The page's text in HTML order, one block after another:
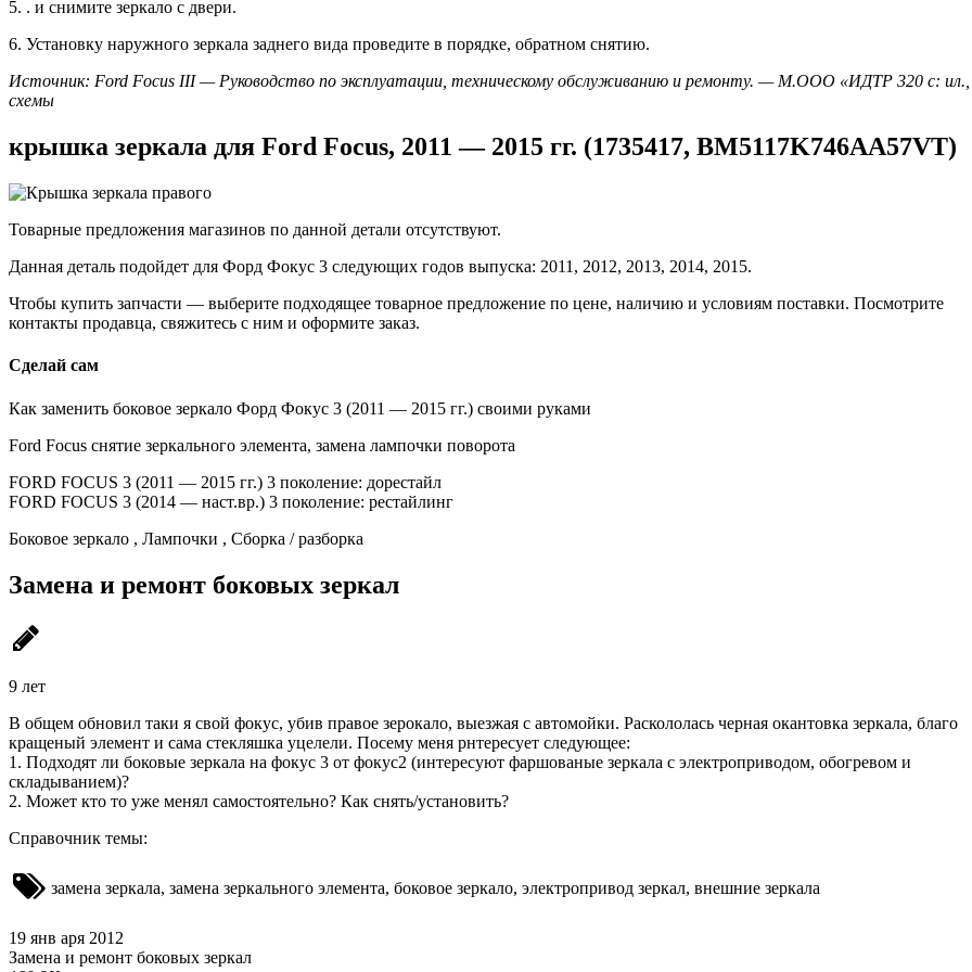
5. . и снимите зеркало с двери.
6. Установку наружного зеркала заднего вида проведите в порядке, обратном снятию.
Источник: Ford Focus III — Руководство по эксплуатации, техническому обслуживанию и ремонту. — М.ООО «ИДТР 320 с: ил.,
схемы
крышка зеркала для Ford Focus, 2011 — 2015 гг. (1735417, BM5117K746AA57VT)
Товарные предложения магазинов по данной детали отсутствуют.
Данная деталь подойдет для Форд Фокус 3 следующих годов выпуска: 2011, 2012, 2013, 2014, 2015.
Чтобы купить запчасти — выберите подходящее товарное предложение по цене, наличию и условиям поставки. Посмотрите
контакты продавца, свяжитесь с ним и оформите заказ.
Сделай сам
Как заменить боковое зеркало Форд Фокус 3 (2011 — 2015 гг.) своими руками
Ford Focus снятие зеркального элемента, замена лампочки поворота
FORD FOCUS 3 (2011 — 2015 гг.) 3 поколение: дорестайл
FORD FOCUS 3 (2014 — наст.вр.) 3 поколение: рестайлинг
Боковое зеркало , Лампочки , Сборка / разборка
Замена и ремонт боковых зеркал
9 лет
В общем обновил таки я свой фокус, убив правое зерокало, выезжая с автомойки. Раскололась черная окантовка зеркала, благо
кращеный элемент и сама стекляшка уцелели. Посему меня рнтересует следующее:
1. Подходят ли боковые зеркала на фокус 3 от фокус2 (интересуют фаршованые зеркала с электроприводом, обогревом и
складыванием)?
2. Может кто то уже менял самостоятельно? Как снять/установить?
Справочник темы:
замена зеркала, замена зеркального элемента, боковое зеркало, электропривод зеркал, внешние зеркала
19 янв аря 2012
Замена и ремонт боковых зеркал